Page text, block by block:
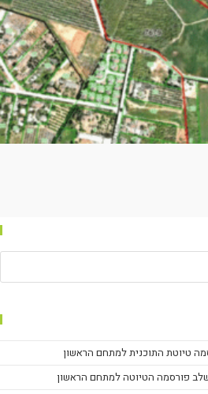
טיוטת התוכנית למתחם הראשון
פורסמה הטיוטה למתחם הראשון